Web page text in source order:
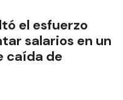
el esfuerzo
salarios en un
caída de